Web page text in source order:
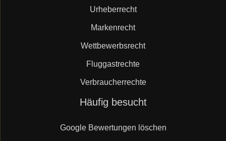
Urheberrecht
Markenrecht
Wettbewerbsrecht
Fluggastrechte
Verbraucherrechte
Häufig besucht
Google Bewertungen löschen